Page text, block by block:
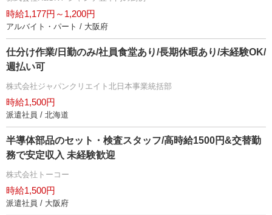
時給1,177円～1,200円
アルバイト・パート / 大阪府
仕分け作業/日勤のみ/社員食堂あり/長期休暇あり/未経験OK/
週払い可
株式会社ジャパンクリエイト北日本事業統括部
時給1,500円
派遣社員 / 北海道
半導体部品のセット・検査スタッフ/高時給1500円&交替勤
務で安定収入 未経験歓迎
株式会社トーコー
時給1,500円
派遣社員 / 大阪府